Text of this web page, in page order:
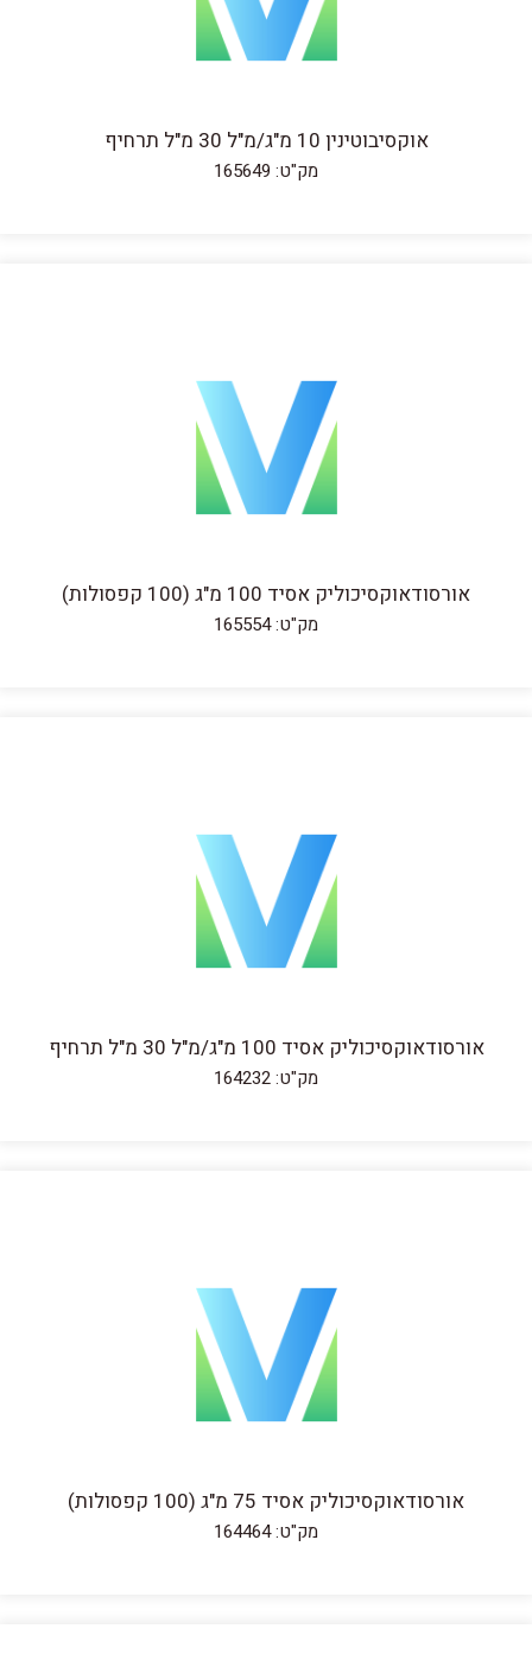
אוקסיבוטינין 10 מ"ג/מ"ל 30 מ"ל תרחיף
מק"ט: 165649
אורסודאוקסיכוליק אסיד 100 מ"ג (100 קפסולות)
מק"ט: 165554
אורסודאוקסיכוליק אסיד 100 מ"ג/מ"ל 30 מ"ל תרחיף
מק"ט: 164232
אורסודאוקסיכוליק אסיד 75 מ"ג (100 קפסולות)
מק"ט: 164464